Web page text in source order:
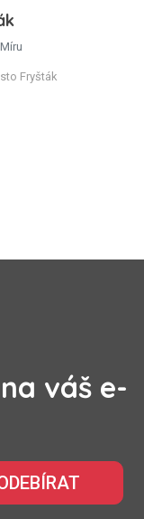
Fryšták
váš e-